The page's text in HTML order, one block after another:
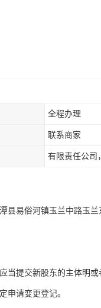
全程办理
联系商家
县易俗河镇玉兰中路玉
当提交新股东的主体明或
申请变更登记。